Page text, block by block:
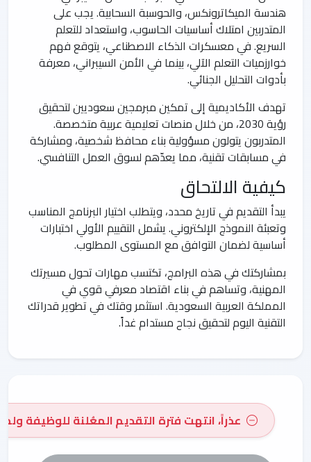
هندسة الميكاترونكس، والحوسبة السحابية. يجب على
المتدربين امتلاك أساسيات الحاسوب، واستعداد للتعلم
السريع. في معسكرات الذكاء الاصطناعي، يتوقع فهم
خوارزميات التعلم الآلي، بينما في الأمن السيبراني، معرفة
بأدوات التحليل الجنائي.
تهدف الأكاديمية إلى تمكين مبرمجين سعوديين لتحقيق
رؤية 2030، من خلال منصات تعليمية عربية متخصصة.
المتدربون يتولون مسؤولية بناء محافظ شخصية، ومشاركة
في مسابقات تقنية، مما يعدّهم لسوق العمل التنافسي.
كيفية الالتحاق
يبدأ التقديم في تاريخ محدد، ويتطلب اختيار البرنامج المناسب
وتعبئة النموذج الإلكتروني. يشمل التقييم الأولي اختبارات
أساسية لضمان التوافق مع المستوى المطلوب.
بمشاركتك في هذه البرامج، تكتسب مهارات تحول مسيرتك
المهنية، وتساهم في بناء اقتصاد معرفي قوي في
المملكة العربية السعودية. استثمر وقتك في تطوير قدراتك
التقنية اليوم لتحقيق نجاح مستدام غداً.
عذراً، انتهت فترة التقديم المعُلنة للوظيفة